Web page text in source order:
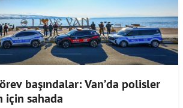
başındalar: Van’da polisler
için sahada